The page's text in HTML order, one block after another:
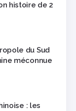
histoire de 2
du Sud
méconnue
: les